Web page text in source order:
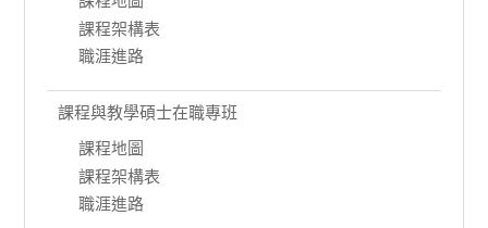
課程架構表
職涯進路
課程與教學碩士在職專班
課程地圖
課程架構表
職涯進路